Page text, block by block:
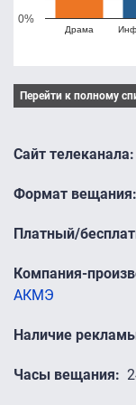
Драма
0%
Перейти к полному
Сайт телеканала
Формат вещания
Платный/
Компания-
АКМЭ
Наличие
Часы вещания